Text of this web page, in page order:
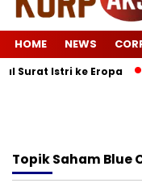
HOME NEWS
Surat Istri ke Eropa
TopikSaham Blue